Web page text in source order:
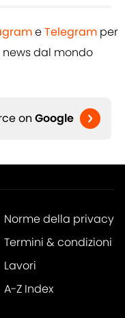
eTelegram per
dal mondo
on Google
Norme della privacy
Termini & condizioni
Lavori
A-Z Index